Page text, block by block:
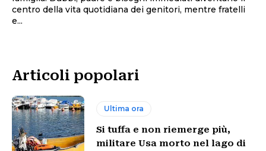
centro della vita quotidiana dei genitori, mentre fratelli
e...
Articoli popolari
Ultima ora
Si tuffa e non riemerge più,
militare Usa morto nel lago di